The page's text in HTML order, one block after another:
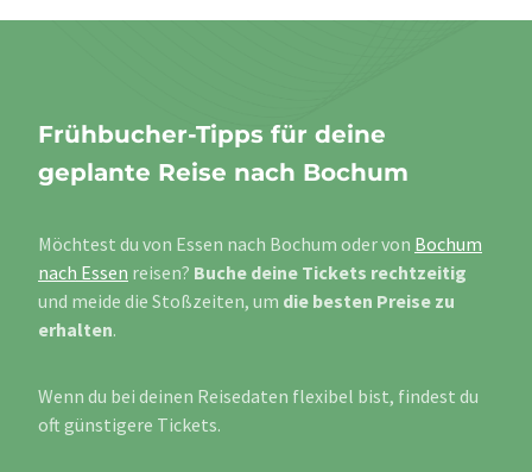
Frühbucher-Tipps für deine
geplante Reise nach Bochum
Möchtest du von Essen nach Bochum oder von Bochum
nach Essen reisen? Buche deine Tickets rechtzeitig
und meide die Stoßzeiten, um die besten Preise zu
erhalten.
Wenn du bei deinen Reisedaten flexibel bist, findest du
oft günstigere Tickets.